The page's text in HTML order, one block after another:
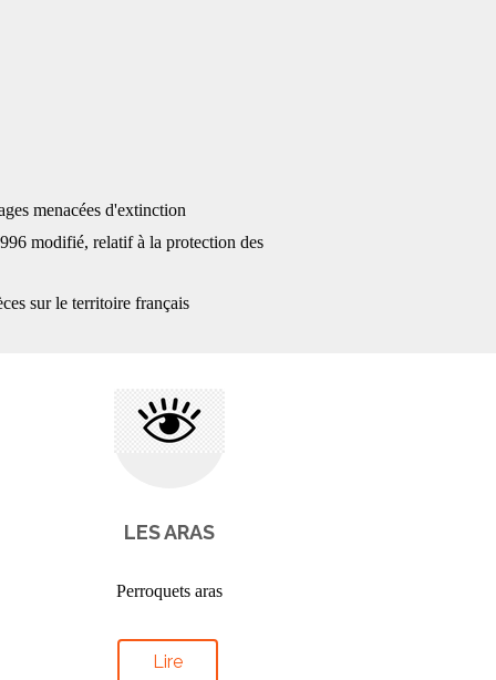
menacées d'extinction
modifié, relatif à la protection des
sur le territoire français
LES ARAS
Perroquets aras
Lire